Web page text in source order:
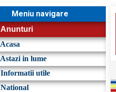
Meniu navigare
Anunturi
Acasa
Astazi in lume
Informatii utile
National